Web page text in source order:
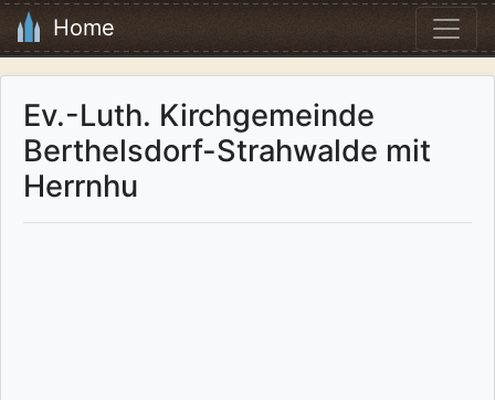
Home
Ev.-Luth. Kirchgemeinde
Berthelsdorf-Strahwalde mit
Herrnhu